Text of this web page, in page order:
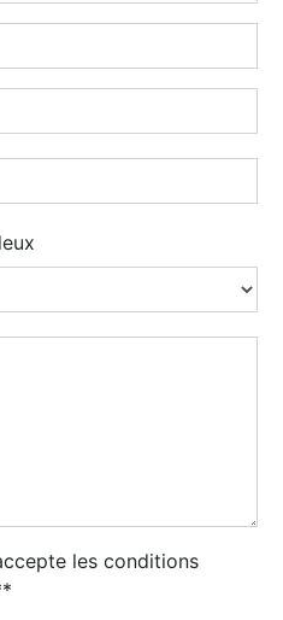
les conditions